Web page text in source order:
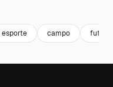
esporte campo